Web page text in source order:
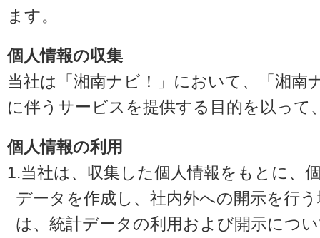
ます。
個人情報の収集
当社は「湘南ナビ！」において、「湘南
に伴うサービスを提供する目的を以って
個人情報の利用
1.当社は、収集した個人情報をもとに、
データを作成し、社内外への開示を行
は、統計データの利用および開示につ